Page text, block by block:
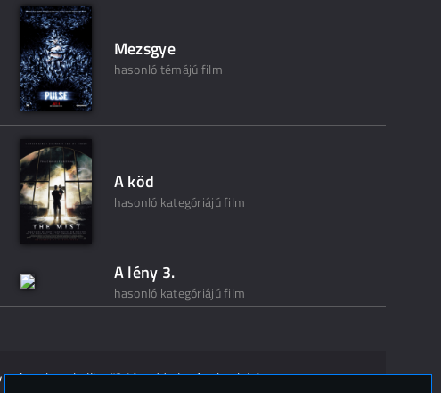
Mezsgye
hasonló témájú film
A köd
hasonló kategóriájú film
A lény 3.
hasonló kategóriájú film
ne kelljen"? Mondd el másoknak is!